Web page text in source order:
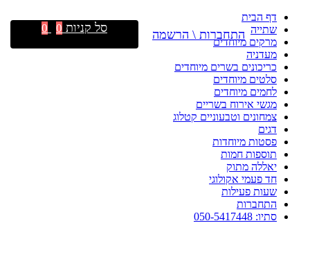
דף הבית
שתייה
מרקים מיוחדים
מעדניה
כריכונים בשרים מיוחדים
סלטים מיוחדים
לחמים מיוחדים
מגשי אירוח בשריים
צמחונים וטבעוניים קטלוג
דגים
פסטות מיוחדות
תוספות חמות
יאללה מתוק
חד פעמי אקולוגי
שעות פעילות
התחברות
סתיו: 050-5417448
התחברות \ הרשמה סל קניות 0
0